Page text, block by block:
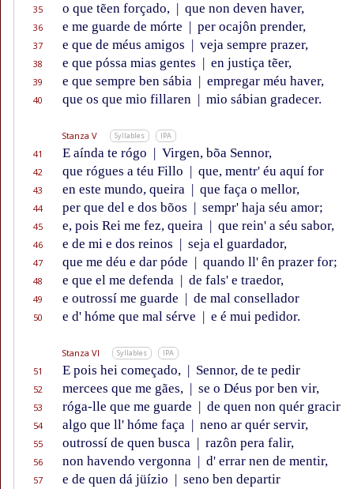
35 o que tẽen forçado, | que non deven haver,
36 e me guarde de mórte | per ocajôn prender,
37 e que de méus amigos | veja sempre prazer,
38 e que póssa mias gentes | en justiça tẽer,
39 e que sempre ben sábia | empregar méu haver,
40 que os que mio fillaren | mio sábian gradecer.
Stanza V Syllables IPA
41 E aínda te rógo | Virgen, bõa Sennor,
42 que rógues a téu Fillo | que, mentr' éu aquí for
43 en este mundo, queira | que faça o mellor,
44 per que del e dos bõos | sempr' haja séu amor;
45 e, pois Rei me fez, queira | que rein' a séu sabor,
46 e de mi e dos reinos | seja el guardador,
47 que me déu e dar póde | quando ll' ên prazer for;
48 e que el me defenda | de fals' e traedor,
49 e outrossí me guarde | de mal consellador
50 e d' hóme que mal sérve | e é mui pedidor.
Stanza VI Syllables IPA
51 E pois hei começado, | Sennor, de te pedir
52 mercees que me gães, | se o Déus por ben vir,
53 róga-lle que me guarde | de quen non quér gracir
54 algo que ll' hóme faça | neno ar quér servir,
55 outrossí de quen busca | razôn pera falir,
56 non havendo vergonna | d' errar nen de mentir,
57 e de quen dá jüízio | seno ben departir